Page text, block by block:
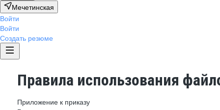
Мечетинская
Войти
Войти
Создать резюме
Правила использования
Приложение к приказу